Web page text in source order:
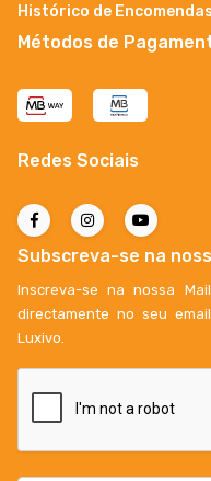
Histórico de Encomendas
Métodos de
Redes Sociais
Subscreva-se na
Inscreva-se na nossa
directamente no seu
Luxivo.